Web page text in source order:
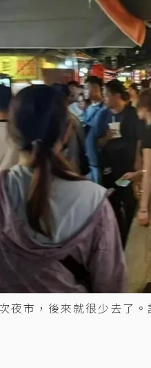
夜市，後來就很少去了